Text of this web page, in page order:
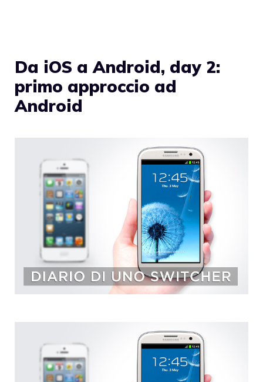
Da iOS a Android, day 2:
primo approccio ad
Android